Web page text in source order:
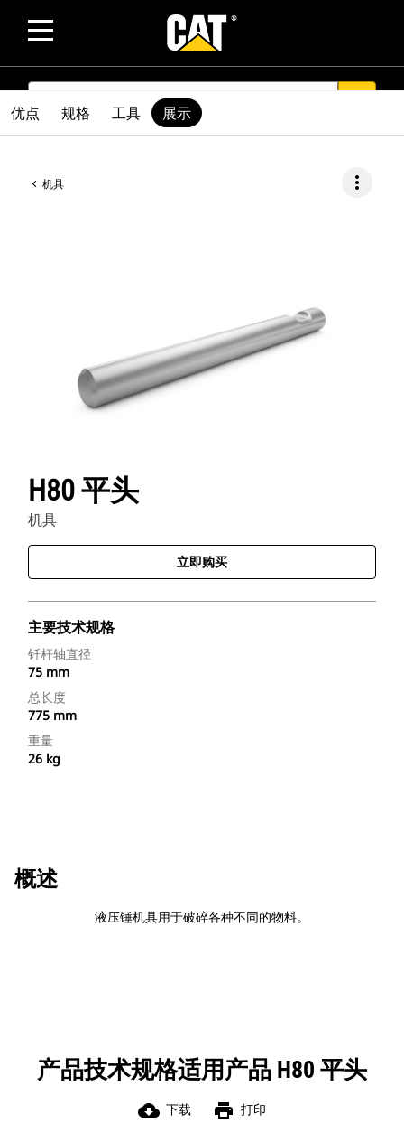
SEARCH
机具 more_vert
H80 平头
机具
立即购买
主要技术规格
钎杆轴直径
75 mm
总长度
775 mm
重量
26 kg
优点 规格 工具 展示
概述
液压锤机具用于破碎各种不同的物料。
产品技术规格适用产品 H80 平头
cloud_download 下载 print 打印